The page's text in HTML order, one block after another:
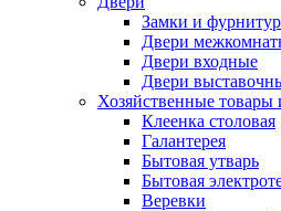
Замки и
Двери
Двери входные
Двери
Хозяйственные товары
Клеенка столовая
Галантерея
Бытовая утварь
Бытовая
Веревки